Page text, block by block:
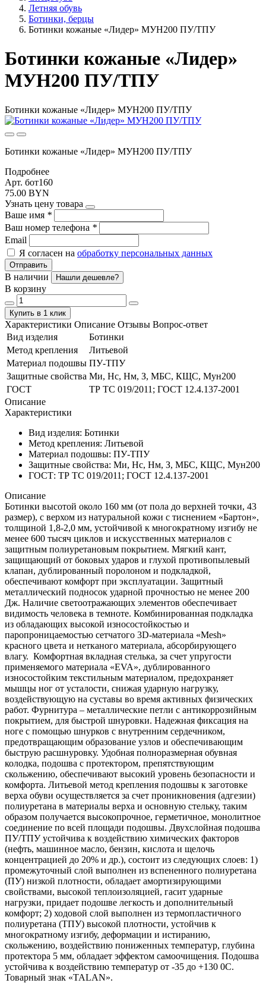
Летняя обувь
Ботинки, берцы
Ботинки кожаные «Лидер» МУН200 ПУ/ТПУ
Ботинки кожаные «Лидер»
МУН200 ПУ/ТПУ
Ботинки кожаные «Лидер» МУН200 ПУ/ТПУ
Ботинки кожаные «Лидер» МУН200 ПУ/ТПУ
Подробнее
Арт. бот160
75.00 BYN
Узнать цену товара
Ваше имя *
Ваш номер телефона *
Email
Я согласен на обработку персональных данных
Отправить
В наличии Нашли дешевле?
В корзину
Купить в 1 клик
Характеристики Описание Отзывы Вопрос-ответ
Вид изделия
Ботинки
Метод крепления
Литьевой
Материал подошвы ПУ-ТПУ
Защитные свойства Ми, Нс, Нм, З, МБС, КЩС, Мун200
ГОСТ
ТР ТС 019/2011; ГОСТ 12.4.137-2001
Описание
Характеристики
Вид изделия: Ботинки
Метод крепления: Литьевой
Материал подошвы: ПУ-ТПУ
Защитные свойства: Ми, Нс, Нм, З, МБС, КЩС, Мун200
ГОСТ: ТР ТС 019/2011; ГОСТ 12.4.137-2001
Описание
Ботинки высотой около 160 мм (от пола до верхней точки, 43
размер), с верхом из натуральной кожи с тиснением «Бартон»,
толщиной 1,8-2,0 мм, устойчивой к многократному изгибу не
менее 600 тысяч циклов и искусственных материалов с
защитным полиуретановым покрытием. Мягкий кант,
защищающий от боковых ударов и глухой противопылевый
клапан, дублированный поролоном и подкладкой,
обеспечивают комфорт при эксплуатации. Защитный
металлический подносок ударной прочностью не менее 200
Дж. Наличие светоотражающих элементов обеспечивает
видимость человека в темноте. Комбинированная подкладка
из обладающих высокой износостойкостью и
паропроницаемостью сетчатого 3D-материала «Mesh»
красного цвета и нетканого материала, абсорбирующего
влагу. Комфортная вкладная стелька, за счет упругости
применяемого материала «EVA», дублированного
износостойким текстильным материалом, предохраняет
мышцы ног от усталости, снижая ударную нагрузку,
воздействующую на суставы во время активных физических
работ. Фурнитура – металлические петли с антикоррозийным
покрытием, для быстрой шнуровки. Надежная фиксация на
ноге с помощью шнурков с внутренним сердечником,
предотвращающим образование узлов и обеспечивающим
быструю расшнуровку. Удобная полноразмерная обувная
колодка, подошва с протектором, препятствующим
скольжению, обеспечивают высокий уровень безопасности и
комфорта. Литьевой метод крепления подошвы к заготовке
верха обуви осуществляется за счет проникновения (адгезии)
полиуретана в материалы верха и основную стельку, таким
образом получается высокопрочное, герметичное, монолитное
соединение по всей площади подошвы. Двухслойная подошва
ПУ/ТПУ устойчива к воздействию химических факторов
(нефть, машинное масло, бензин, кислота и щелочь
концентрацией до 20% и др.), состоит из следующих слоев: 1)
промежуточный слой выполнен из вспененного полиуретана
(ПУ) низкой плотности, обладает амортизирующими
свойствами, высокой теплоизоляцией, гасит ударные
нагрузки, придает подошве легкость и дополнительный
комфорт; 2) ходовой слой выполнен из термопластичного
полиуретана (ТПУ) высокой плотности, устойчив к
многократному изгибу, деформации и истиранию,
скольжению, воздействию пониженных температур, глубина
протектора 5 мм, обладает эффектом самоочищения. Подошва
устойчива к воздействию температур от -35 до +130 0C.
Товарный знак «TALAN».